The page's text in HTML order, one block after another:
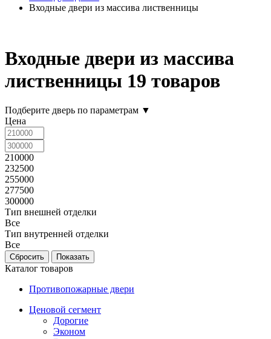
Входные двери из массива лиственницы
Входные двери из массива
лиственницы 19 товаров
Подберите дверь по параметрам ▼
Цена
210000
232500
255000
277500
300000
Тип внешней отделки
Все
Тип внутренней отделки
Все
Каталог товаров
Противопожарные двери
Ценовой сегмент
Дорогие
Эконом